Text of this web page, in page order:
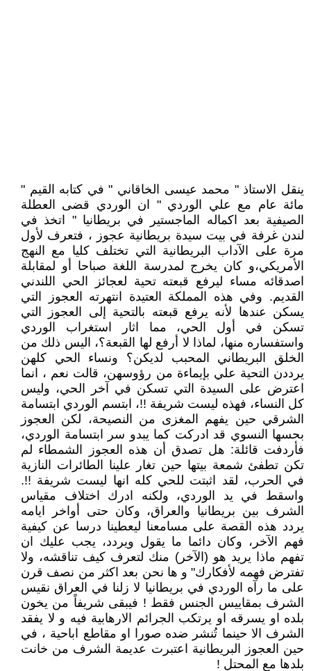
ينقل الاستاذ " محمد عيسى الخاقاني " في كتابه القيم "
مائة عام مع علي الوردي " ان الوردي قضى العطلة
الصيفية بعد اكماله الماجستير في بريطانيا " اتخذ في
لندن غرفة في بيت سيدة بريطانية عجوز ، فتعرف لأول
مرة على الآداب البريطانية التي تختلف كليا مع النهج
الأمريكي،و كان يخرج لمدرسة اللغة صباحا أو لمقابلة
اصدقائه مساء ليرفع قبعته تحية لعجائز الحي اللندني
القديم. وفي هذه المملكة العتيدة انتهرته العجوز التي
يسكن عندها لأنه يرفع قبعته بالتحية إلى العجوز التي
تسكن في أول الحي، مما اثار استغراب الوردي
واستفساره منها، لماذا لا أرفع لها القبعة؟، اليس ذلك من
الخلق البريطاني المحبب لديكن؟ ونساء الحي كلهن
يرددن التحية علي بإيماءة من رؤوسهن، قالت نعم ، انما
اعترض على السيدة التي تسكن في آخر الحي، وليس
كل النساء، فهذه ليست شريفة !!، ابتسم الوردي ابتسامة
الشرقي حين يفهم المغزى من النصيحة، لكن العجوز
بحسها النسوي قد ادركت كما يبدو سر ابتسامة الوردي،
فأردفت قائلة: هل تصدق أن هذه العجوز الشمطاء لم
تكن تطفئ شمعة بيتها حين تغار علينا الطائرات النازية
في الحرب، لقد اثبتت للحي كله انها ليست شريفة !!.
واسقط في يد الوردي، ولكنه ادرك اختلاف مقياس
الشرف بين بريطانيا والعراق، وكان حتى أواخر ايامه
يردد هذه القصة على مسامعنا ليعطينا درسا عن كيفية
فهم الآخر، وكان دائما ما يقول ويردد، يجب عليك ان
تفهم ماذا يريد هو (الآخر) منك لتعرف كيف تناقشه، ولا
تفترض فهمه لأفكارك" و ها نحن بعد اكثر من نصف قرن
على ما رآه الوردي في بريطانيا لا زلنا في العراق نقيس
الشرف بمقاييس الجنس فقط ! فيبقى شريفاً من يخون
بلده او يسرقه او يرتكب الجرائم الارهابية فيه و لا يفقد
الشرف الا حينما تُنشر ضده صورا او مقاطع اباحية ، في
حين العجوز البريطانية اعتبرت عديمة الشرف من خانت
بلدها مع المحتل !